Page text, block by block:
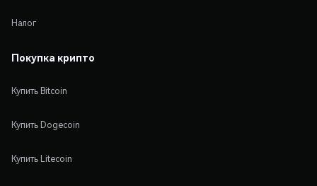
Налог
Покупка крипто
Купить Bitcoin
Купить Dogecoin
Купить Litecoin